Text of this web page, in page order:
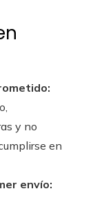
y no
en
envío: